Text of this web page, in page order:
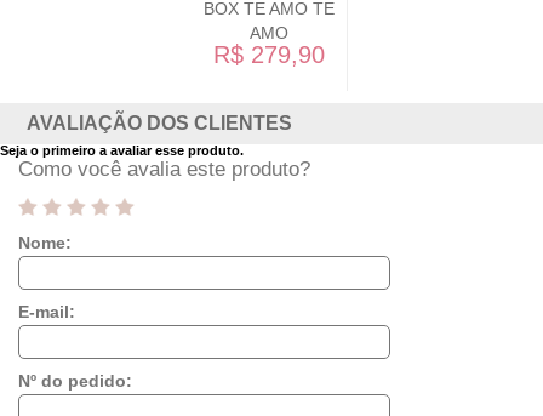
BOX TE AMO TE
AMO
R$ 279,90
AVALIAÇÃO DOS CLIENTES
Seja o primeiro a avaliar esse produto.
Como você avalia este produto?
Nome:
E-mail:
Nº do pedido: